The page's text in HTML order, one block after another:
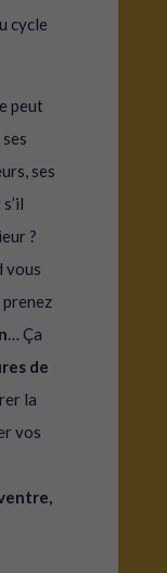
cycle
peut
ses
?
vous
… Ça
de
la
vos